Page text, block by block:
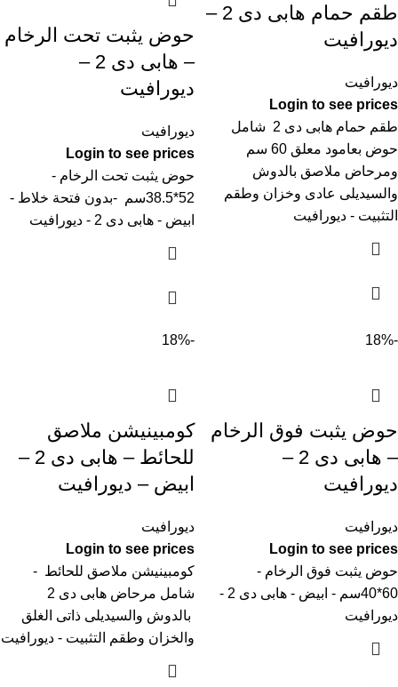
طقم حمام هابى دى 2 –
ديورافيت
ديورافيت
Login to see prices
طقم حمام هابى دى 2 شامل
حوض بعامود معلق 60 سم
ومرحاض ملاصق بالدوش
والسيديلى عادى وخزان وطقم
التثبيت - ديورافيت
حوض يثبت تحت الرخام
– هابى دى 2 –
ديورافيت
ديورافيت
Login to see prices
حوض يثبت تحت الرخام -
52*38.5سم -بدون فتحة خلاط -
ابيض - هابى دى 2 - ديورافيت
-18%
حوض يثبت فوق الرخام
– هابى دى 2 –
ديورافيت
ديورافيت
Login to see prices
حوض يثبت فوق الرخام -
60*40سم - ابيض - هابى دى 2 -
ديورافيت
-18%
كومبينيشن ملاصق
للحائط – هابى دى 2 –
ابيض – ديورافيت
ديورافيت
Login to see prices
كومبينيشن ملاصق للحائط -
بالدوش والسيديلى ذاتى الغلق
والخزان وطقم التثبيت - ديورافيت